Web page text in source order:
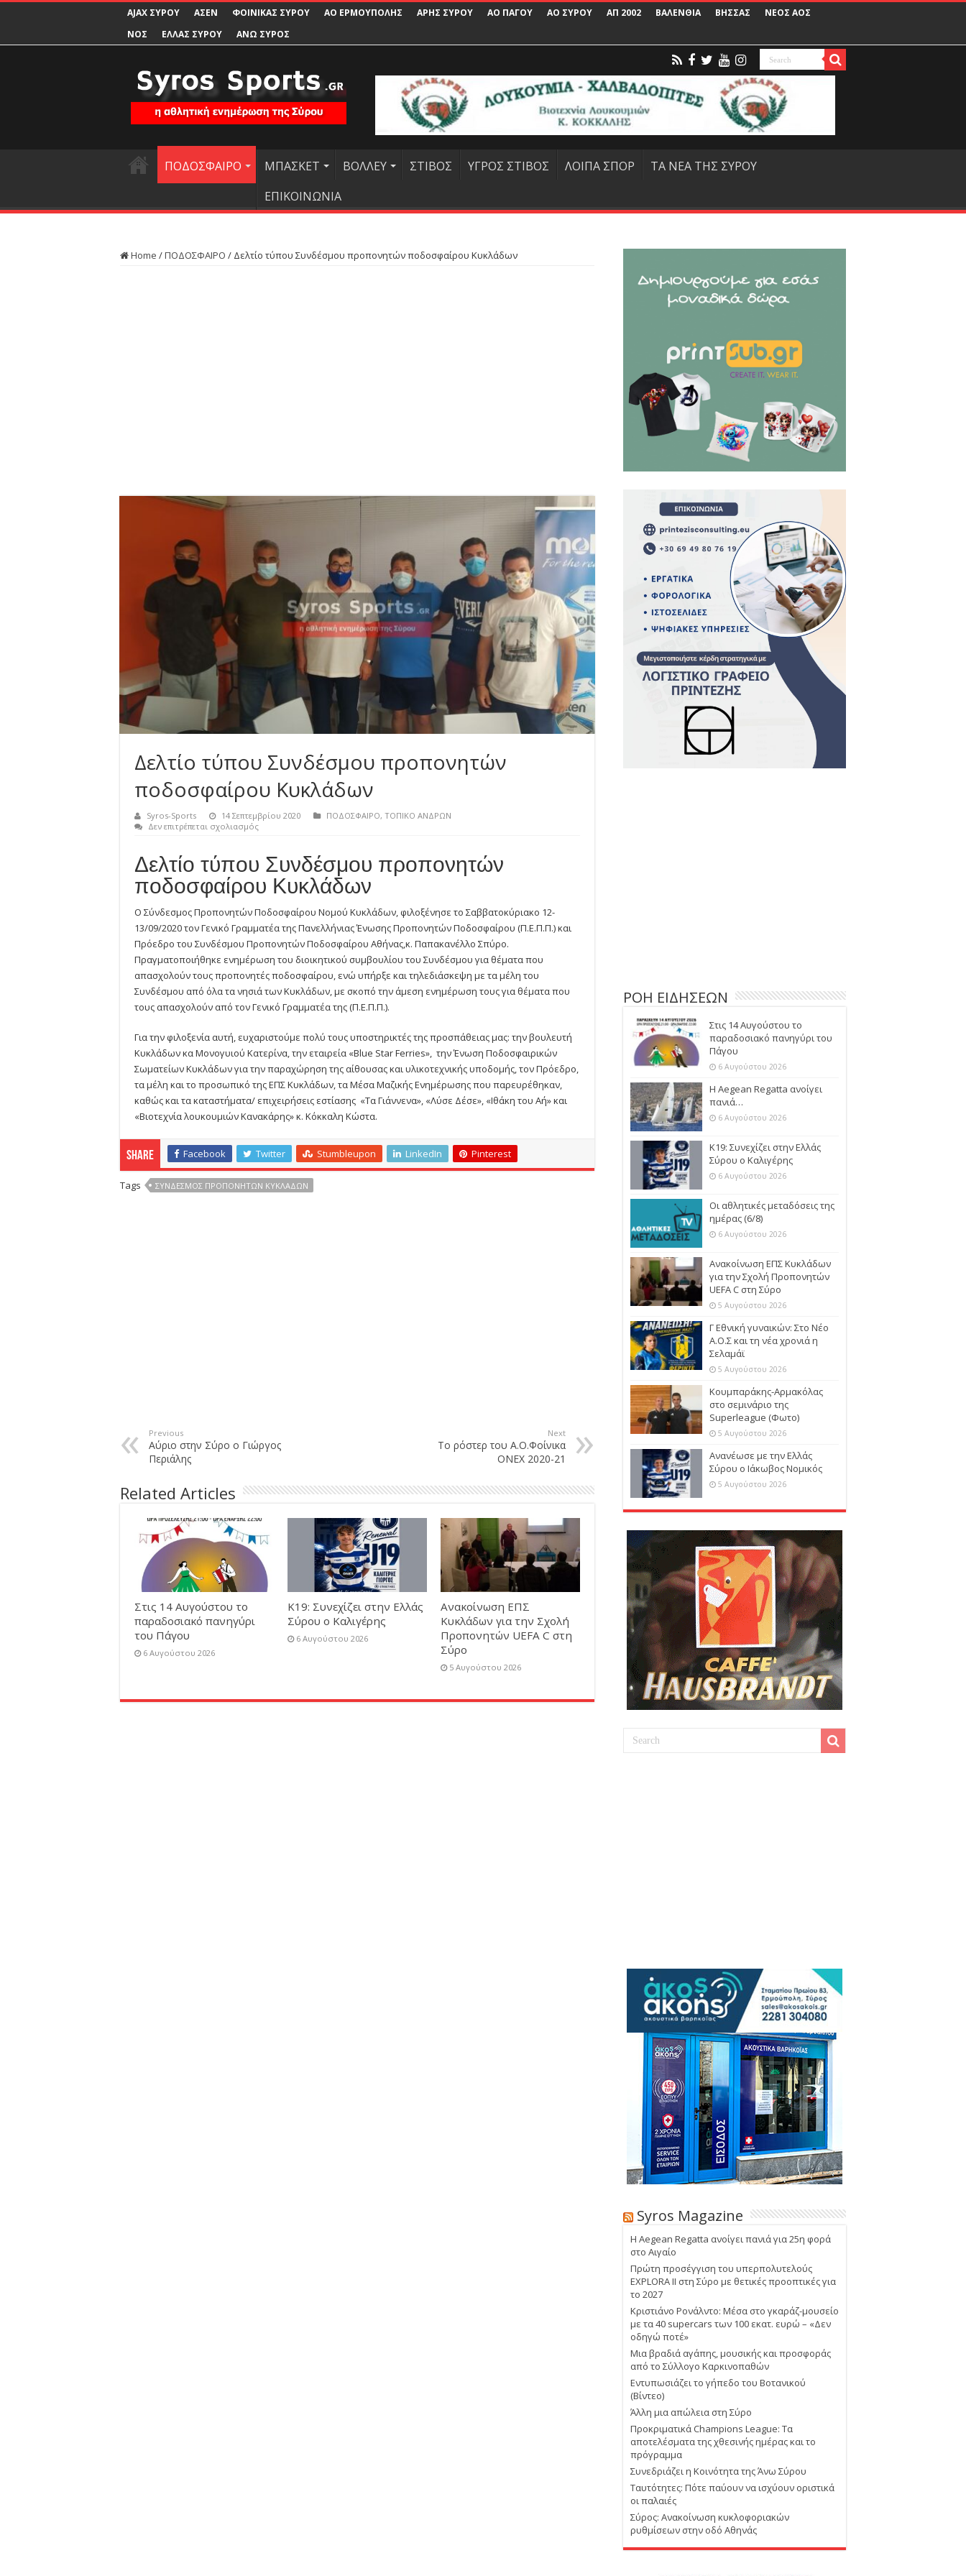
AJAX ΣΥΡΟΥ ΑΣΕΝ ΦΟΙΝΙΚΑΣ ΣΥΡΟΥ ΑΟ ΕΡΜΟΥΠΟΛΗΣ ΑΡΗΣ ΣΥΡΟΥ ΑΟ ΠΑΓΟΥ ΑΟ ΣΥΡΟΥ ΑΠ 2002 ΒΑΛΕΝΘΙΑ ΒΗΣΣΑΣ
ΝΕΟΣ ΑΟΣ
ΝΟΣ
ΕΛΛΑΣ ΣΥΡΟΥ ΑΝΩ ΣΥΡΟΣ
ΠΟΔΟΣΦΑΙΡΟ ΜΠΑΣΚΕΤ ΒΟΛΛΕΥ ΣΤΙΒΟΣ ΥΓΡΟΣ ΣΤΙΒΟΣ ΛΟΙΠΑ ΣΠΟΡ
ΤΑ ΝΕΑ ΤΗΣ ΣΥΡΟΥ
ΕΠΙΚΟΙΝΩΝΙΑ
Home /ΠΟΔΟΣΦΑΙΡΟ / Δελτίο τύπου Συνδέσμου προπονητών ποδοσφαίρου Κυκλάδων
Δελτίο τύπου Συνδέσμου προπονητών
ποδοσφαίρου Κυκλάδων
Syros-Sports 14 Σεπτεμβρίου 2020 ΠΟΔΟΣΦΑΙΡΟ, ΤΟΠΙΚΟ ΑΝΔΡΩΝ
Δεν επιτρέπεται σχολιασμόςστο
Συνδέσμου
προπονητών
ποδοσφαίρου
Κυκλάδων
Δελτίο τύπου Συνδέσμου προπονητών
ποδοσφαίρου Κυκλάδων
Ο Σύνδεσμος Προπονητών Ποδοσφαίρου Νομού Κυκλάδων, φιλοξένησε το Σαββατοκύριακο 12-
13/09/2020 τον Γενικό Γραμματέα της Πανελλήνιας Ένωσης Προπονητών Ποδοσφαίρου (Π.Ε.Π.Π.) και
Πρόεδρο του Συνδέσμου Προπονητών Ποδοσφαίρου Αθήνας,κ. Παπακανέλλο Σπύρο.
Πραγματοποιήθηκε ενημέρωση του διοικητικού συμβουλίου του Συνδέσμου για θέματα που
απασχολούν τους προπονητές ποδοσφαίρου, ενώ υπήρξε και τηλεδιάσκεψη με τα μέλη του
Συνδέσμου από όλα τα νησιά των Κυκλάδων, με σκοπό την άμεση ενημέρωση τους για θέματα που
τους απασχολούν από τον Γενικό Γραμματέα της (Π.Ε.Π.Π.).
Για την φιλοξενία αυτή, ευχαριστούμε πολύ τους υποστηρικτές της προσπάθειας μας: την βουλευτή
Κυκλάδων κα Μονογυιού Κατερίνα, την εταιρεία «Blue StarFerries», την Ένωση Ποδοσφαιρικών
Σωματείων Κυκλάδων για την παραχώρηση της αίθουσας και υλικοτεχνικής υποδομής, τον Πρόεδρο,
τα μέλη και το προσωπικό της ΕΠΣ Κυκλάδων, τα Μέσα Μαζικής Ενημέρωσης που παρευρέθηκαν,
καθώς και τα καταστήματα/ επιχειρήσεις εστίασης «Τα Γιάννενα», «Λύσε Δέσε», «Ιθάκη του Αή» και
«Βιοτεχνία λουκουμιών Κανακάρης» κ. Κόκκαλη Κώστα.
Share Facebook Twitter Stumbleupon LinkedIn Pinterest
Tags ΣΎΝΔΕΣΜΟΣ ΠΡΟΠΟΝΗΤΏΝ ΚΥΚΛΆΔΩΝ
Previous
Αύριο στην Σύρο ο Γιώργος
Περιάλης
Next
Το ρόστερ του Α.Ο.Φοίνικα
ΟΝΕΧ 2020-21
Related Articles
Στις 14 Αυγούστου το
παραδοσιακό πανηγύρι
του Πάγου
6 Αυγούστου 2026
Κ19: Συνεχίζει στην Ελλάς
Σύρου ο Καλιγέρης
6 Αυγούστου 2026
Ανακοίνωση ΕΠΣ
Κυκλάδων για την Σχολή
Προπονητών UEFA C στη
Σύρο
5 Αυγούστου 2026
ΡΟΗ ΕΙΔΗΣΕΩΝ
Στις 14 Αυγούστου το
παραδοσιακό πανηγύρι του
Πάγου
6 Αυγούστου 2026
Η Aegean Regatta ανοίγει
πανιά…
6 Αυγούστου 2026
Κ19: Συνεχίζει στην Ελλάς
Σύρου ο Καλιγέρης
6 Αυγούστου 2026
Οι αθλητικές μεταδόσεις της
ημέρας (6/8)
6 Αυγούστου 2026
Ανακοίνωση ΕΠΣ Κυκλάδων
για την Σχολή Προπονητών
UEFA C στη Σύρο
5 Αυγούστου 2026
Γ Εθνική γυναικών: Στο Νέο
Α.Ο.Σ και τη νέα χρονιά η
Σελαμάϊ
5 Αυγούστου 2026
Κουμπαράκης-Αρμακόλας
στο σεμινάριο της
Superleague (Φωτο)
5 Αυγούστου 2026
Ανανέωσε με την Ελλάς
Σύρου ο Ιάκωβος Νομικός
5 Αυγούστου 2026
Syros Magazine
Η Aegean Regatta ανοίγει πανιά για 25η φορά
στο Αιγαίο
Πρώτη προσέγγιση του υπερπολυτελούς
EXPLORA II στη Σύρο με θετικές προοπτικές για
το 2027
Κριστιάνο Ρονάλντο: Μέσα στο γκαράζ-μουσείο
με τα 40 supercars των 100 εκατ. ευρώ – «Δεν
οδηγώ ποτέ»
Μια βραδιά αγάπης, μουσικής και προσφοράς
από το Σύλλογο Καρκινοπαθών
Εντυπωσιάζει το γήπεδο του Βοτανικού
(Βίντεο)
Άλλη μια απώλεια στη Σύρο
Προκριματικά Champions League: Τα
αποτελέσματα της χθεσινής ημέρας και το
πρόγραμμα
Συνεδριάζει η Κοινότητα της Άνω Σύρου
Ταυτότητες: Πότε παύουν να ισχύουν οριστικά
οι παλαιές
Σύρος: Ανακοίνωση κυκλοφοριακών
ρυθμίσεων στην οδό Αθηνάς